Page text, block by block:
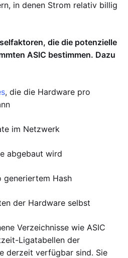
in denen Strom relativ billig
die die potenzielle
ASIC bestimmen. Dazu
, die die Hardware pro
im Netzwerk
abgebaut wird
generiertem Hash
der Hardware selbst
Verzeichnisse wie ASIC
Ligatabellen der
derzeit verfügbar sind. Sie